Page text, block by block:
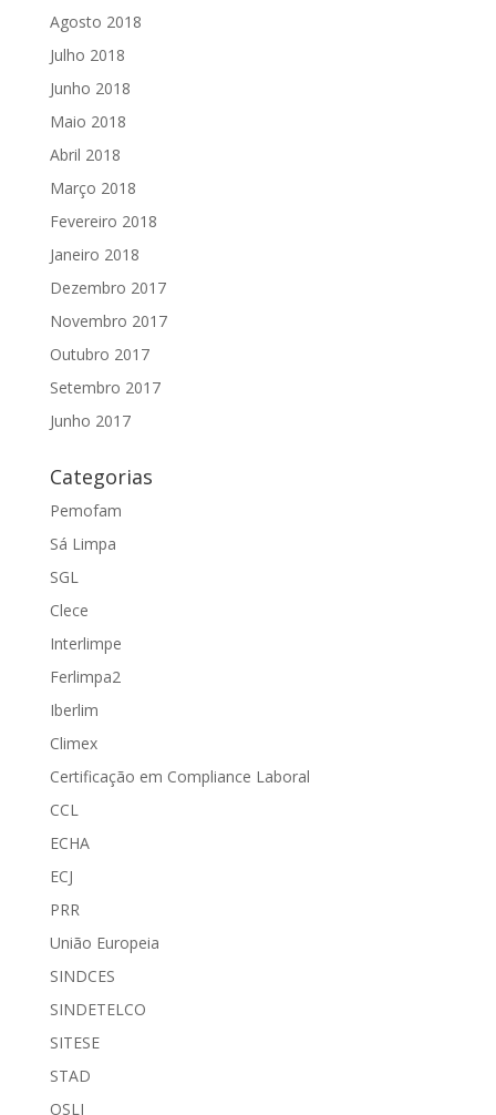
Agosto 2018
Julho 2018
Junho 2018
Maio 2018
Abril 2018
Março 2018
Fevereiro 2018
Janeiro 2018
Dezembro 2017
Novembro 2017
Outubro 2017
Setembro 2017
Junho 2017
Categorias
Pemofam
Sá Limpa
SGL
Clece
Interlimpe
Ferlimpa2
Iberlim
Climex
Certificação em Compliance Laboral
CCL
ECHA
ECJ
PRR
União Europeia
SINDCES
SINDETELCO
SITESE
STAD
OSLI